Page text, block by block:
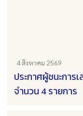
4 สิงหาคม 2569
ประกาศผู้ชนะการ
จำนวน 4 รายการ